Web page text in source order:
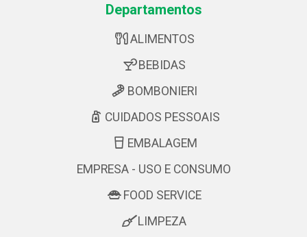
Departamentos
ALIMENTOS
BEBIDAS
BOMBONIERI
CUIDADOS PESSOAIS
EMBALAGEM
EMPRESA - USO E CONSUMO
FOOD SERVICE
LIMPEZA